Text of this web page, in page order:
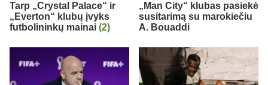
Tarp „Crystal Palace“ ir
„Everton“ klubų įvyks
futbolininkų mainai (2)
„Man City“ klubas pasiekė
susitarimą su marokiečiu
A. Bouaddi